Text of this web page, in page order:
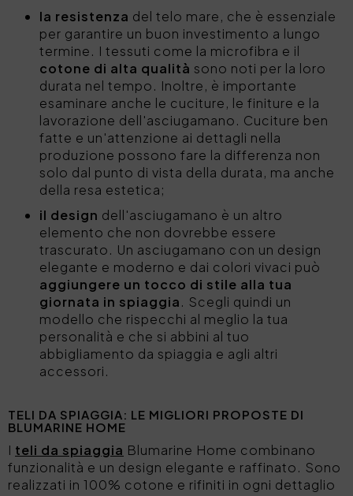
la resistenza del telo mare, che è essenziale
per garantire un buon investimento a lungo
termine. I tessuti come la microfibra e il
cotone di alta qualità sono noti per la loro
durata nel tempo. Inoltre, è importante
esaminare anche le cuciture, le finiture e la
lavorazione dell'asciugamano. Cuciture ben
fatte e un'attenzione ai dettagli nella
produzione possono fare la differenza non
solo dal punto di vista della durata, ma anche
della resa estetica;
il design dell'asciugamano è un altro
elemento che non dovrebbe essere
trascurato. Un asciugamano con un design
elegante e moderno e dai colori vivaci può
aggiungere un tocco di stile alla tua
giornata in spiaggia. Scegli quindi un
modello che rispecchi al meglio la tua
personalità e che si abbini al tuo
abbigliamento da spiaggia e agli altri
accessori.
TELI DA SPIAGGIA: LE MIGLIORI PROPOSTE DI
BLUMARINE HOME
I teli da spiaggia Blumarine Home combinano
funzionalità e un design elegante e raffinato. Sono
realizzati in 100% cotone e rifiniti in ogni dettaglio